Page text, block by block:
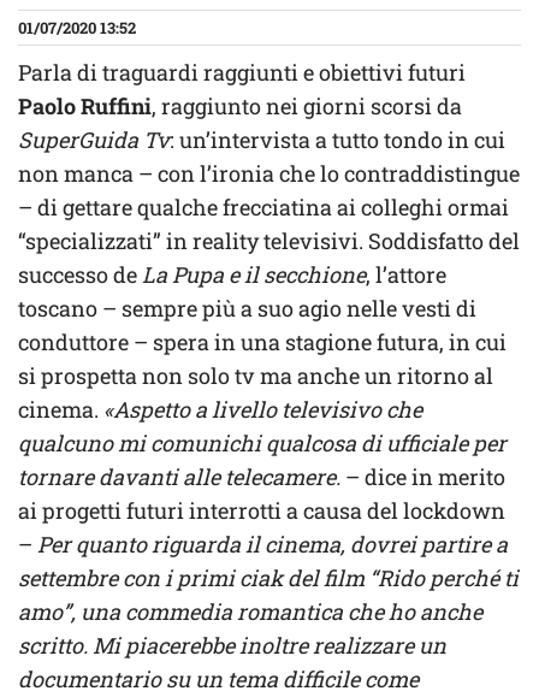
01/07/2020 13:52
Parla di traguardi raggiunti e obiettivi futuri
Paolo Ruffini, raggiunto nei giorni scorsi da
SuperGuida Tv: un’intervista a tutto tondo in cui
non manca – con l’ironia che lo contraddistingue
– di gettare qualche frecciatina ai colleghi ormai
“specializzati” in reality televisivi. Soddisfatto del
successo deLa Pupa e il secchione, l’attore
toscano – sempre più a suo agio nelle vesti di
conduttore – spera in una stagione futura, in cui
si prospetta non solo tv ma anche un ritorno al
cinema. «Aspetto a livello televisivo che
qualcuno mi comunichi qualcosa di ufficiale per
tornare davanti alle telecamere. – dice in merito
ai progetti futuri interrotti a causa del lockdown
– Per quanto riguarda il cinema, dovrei partire a
settembre con i primi ciak del film “Rido perché ti
amo”, una commedia romantica che ho anche
scritto. Mi piacerebbe inoltre realizzare un
documentario su un tema difficile come